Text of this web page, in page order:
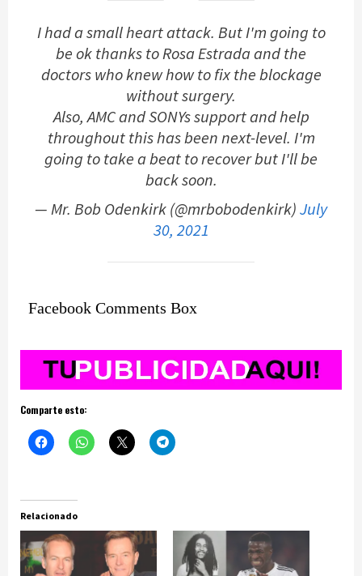
I had a small heart attack. But I'm going to
be ok thanks to Rosa Estrada and the
doctors who knew how to fix the blockage
without surgery.
Also, AMC and SONYs support and help
throughout this has been next-level. I'm
going to take a beat to recover but I'll be
back soon.
— Mr. Bob Odenkirk (@mrbobodenkirk)July
30, 2021
Facebook Comments Box
Comparte esto:
Relacionado